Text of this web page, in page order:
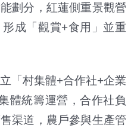
劃分，紅蓮側重景觀營
成「觀賞+食用」並重
「村集體+合作社+企業
體統籌運營，合作社負
渠道，農戶參與生產管